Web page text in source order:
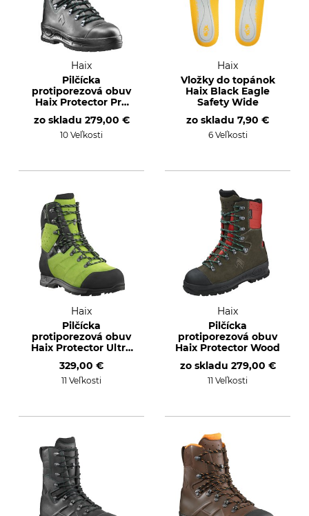
Haix
Pilčícka
protiporezová obuv
Haix Protector Pro
zo skladu 279,00 €
10 Veľkosti
Haix
Vložky do topánok
Haix Black Eagle
Safety Wide
zo skladu 7,90 €
6 Veľkosti
Haix
Pilčícka
protiporezová obuv
Haix Protector Ultra
329,00 €
11 Veľkosti
Haix
Pilčícka
protiporezová obuv
Haix Protector Wood
zo skladu 279,00 €
11 Veľkosti